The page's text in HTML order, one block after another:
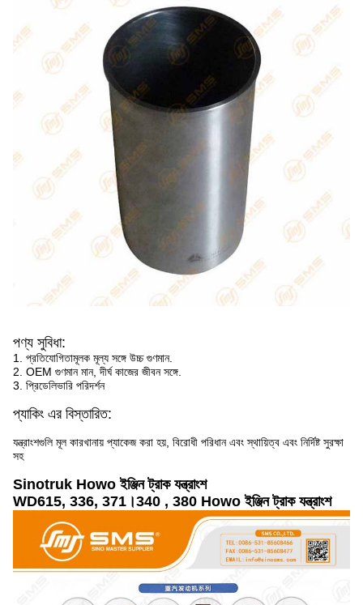
পণ্য সুবিধা:
1. প্রতিযোগিতামূলক মূল্য সঙ্গে উচ্চ গুণমান.
2. OEM গুণমান মান, দীর্ঘ কাজের জীবন সঙ্গে.
3. প্রিডেলিভারি পরিদর্শন
প্যাকিং এর বিস্তারিত:
যন্ত্রাংশগুলি মূল কারখানায় প্যাকেজ করা হয়, বিরোধী পরিধান এবং স্থায়িত্ব এবং নির্দিষ্ট সুরক্ষা
সহ
Sinotruk Howo ইঞ্জিন ট্রাক যন্ত্রাংশ
WD615, 336, 371।340 , 380 Howo ইঞ্জিন ট্রাক যন্ত্রাংশ